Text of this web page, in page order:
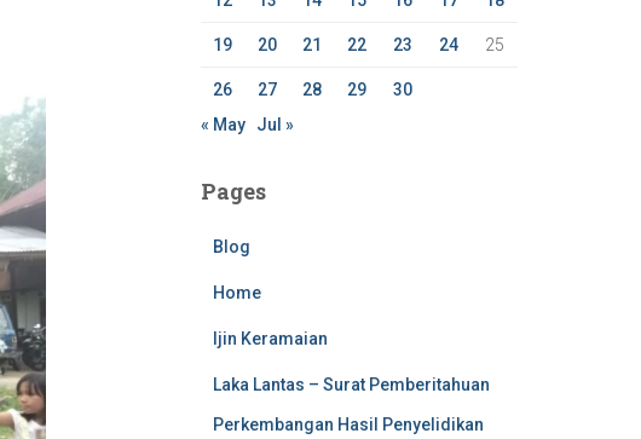
19 20 21 22 23 24 25
26 27 28 29
30
« May
Jul »
Pages
Blog
Home
Ijin Keramaian
Laka Lantas – Surat Pemberitahuan
Perkembangan Hasil Penyelidikan